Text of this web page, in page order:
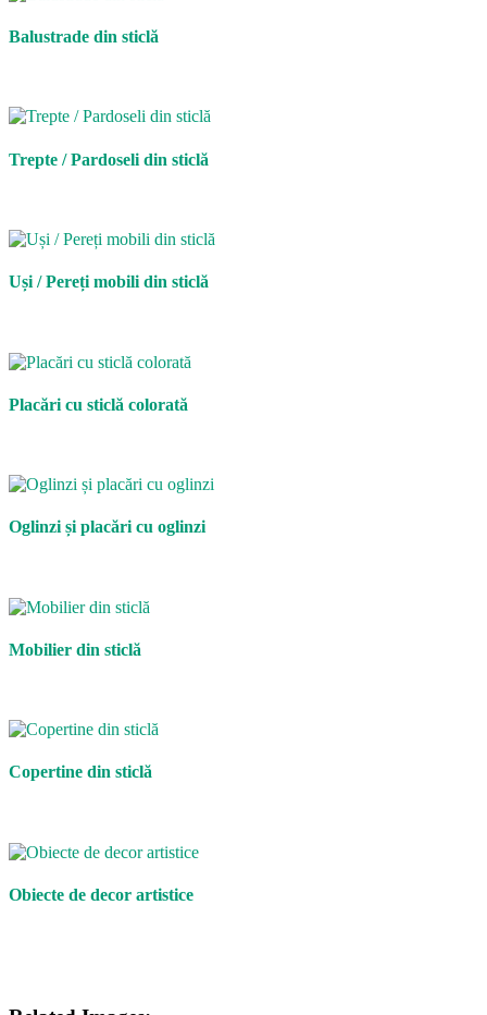
Balustrade din sticlă
Trepte / Pardoseli din sticlă
Uși / Pereți mobili din sticlă
Placări cu sticlă colorată
Oglinzi și placări cu oglinzi
Mobilier din sticlă
Copertine din sticlă
Obiecte de decor artistice